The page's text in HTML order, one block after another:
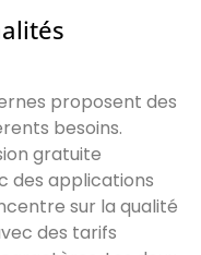
proposent des
besoins.
gratuite
des applications
sur la qualité
des tarifs